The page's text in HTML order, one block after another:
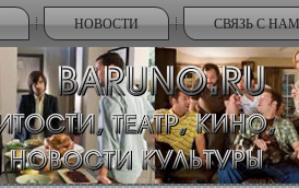
НОВОСТИ СВЯЗЬ С